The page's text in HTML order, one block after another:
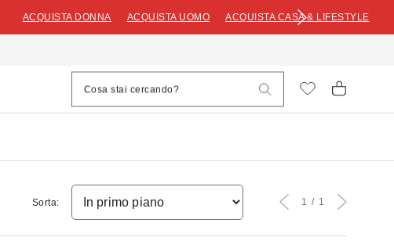
ACQUISTA DONNA ACQUISTA UOMO ACQUISTA CASA & LIFESTYLE
Sorta: 1 1